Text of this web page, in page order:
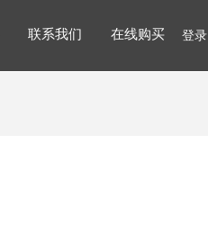
登录
联系我们 在线购买